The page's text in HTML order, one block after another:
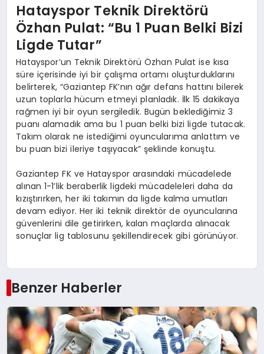
Hatayspor Teknik Direktörü
Özhan Pulat: “Bu 1 Puan Belki Bizi
Ligde Tutar”
Hatayspor’un Teknik Direktörü Özhan Pulat ise kısa
süre içerisinde iyi bir çalışma ortamı oluşturduklarını
belirterek, “Gaziantep FK’nın ağır defans hattını bilerek
uzun toplarla hücum etmeyi planladık. İlk 15 dakikaya
rağmen iyi bir oyun sergiledik. Bugün beklediğimiz 3
puanı alamadık ama bu 1 puan belki bizi ligde tutacak.
Takım olarak ne istediğimi oyuncularıma anlattım ve
bu puan bizi ileriye taşıyacak” şeklinde konuştu.
Gaziantep FK ve Hatayspor arasındaki mücadelede
alınan 1-1’lik beraberlik ligdeki mücadeleleri daha da
kızıştırırken, her iki takımın da ligde kalma umutları
devam ediyor. Her iki teknik direktör de oyuncularına
güvenlerini dile getirirken, kalan maçlarda alınacak
sonuçlar lig tablosunu şekillendirecek gibi görünüyor.
Benzer Haberler